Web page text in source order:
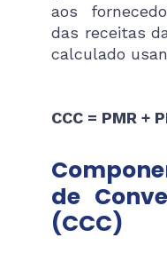
aos
das receitas
calculado
CCC = PMR +
de
(CCC)